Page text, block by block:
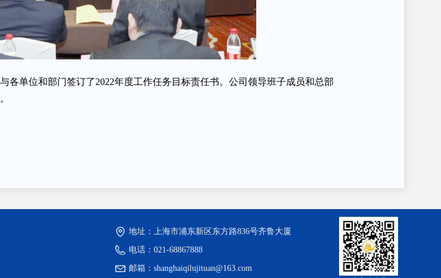
各单位和部门签订了2022年度工作任务目标责任书。公司领导班子成员和总部
地址： 上海市浦东新区东方路836号齐鲁大厦
电话： 021-68867888
邮箱： shanghaiqilujituan@163.com